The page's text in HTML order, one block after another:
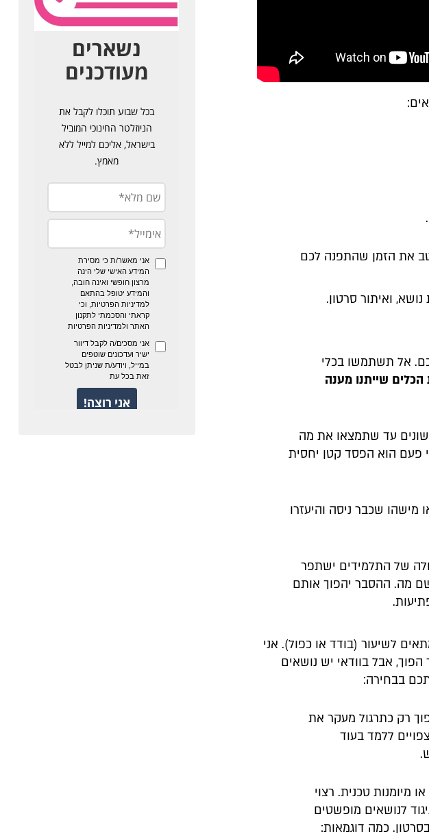
את הזמן שהתפנה לכם
ואיתור סרטון.
אל תשתמשו בכלי
שייתנו מענה
שונים עד שתמצאו את מה
פעם הוא הפסד קטן יחסית
שכבר ניסה והיעזרו
של התלמידים ישתפר
מה. ההסבר יהפוך אותם
לשיעור (בודד או כפול). אני
אבל בוודאי יש נושאים
בבחירה:
רק כתרגול מעקר את
ללמד בעוד
מיומנות טכנית. רצוי
לנושאים מופשטים
כמה דוגמאות: